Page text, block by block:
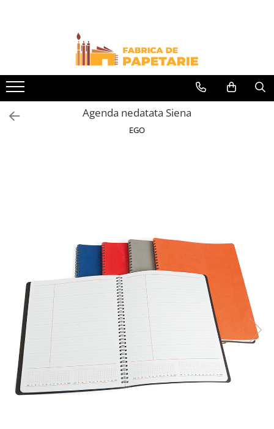
Toate Produsele
Hartie si articole din hartie
Hartie pentru copiator si cartoane
Hartie color pentru copiator
Papetarie personalizata
Tipizate autocopiative
Tipizate autocopiative
personalizate
Tipizate offset
Tipizate offset personalizate
Registre
Rezerva cub notes
Agenda nedatata Siena
EGO